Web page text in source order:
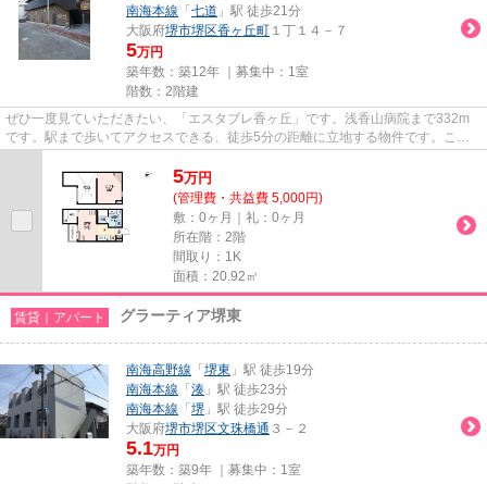
南海本線 「 七道 」駅 徒歩21分
大阪府堺市堺区香ヶ丘町 １丁１４－７
5万円
築年数：築12年 ｜募集中： 1室
階数：2階建
ぜひ一度見ていただきたい、「エスタブレ香ヶ丘」です。浅香山病院まで332m
です。駅まで歩いてアクセスできる、徒歩5分の距離に立地する物件です。こち
5万円
(管理費・共益費 5,000円)
敷：0ヶ月｜礼：0ヶ月
所在階：2階
間取り：1K
面積：20.92㎡
賃貸｜アパート グラーティア堺東
南海高野線 「 堺東 」駅 徒歩19分
南海本線 「 湊 」駅 徒歩23分
南海本線 「 堺 」駅 徒歩29分
大阪府堺市堺区文珠橋通 ３－２
5.1万円
築年数：築9年 ｜募集中： 1室